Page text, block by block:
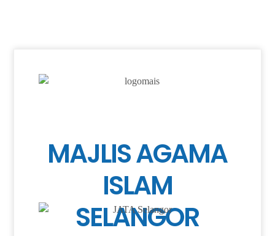
MAJLIS AGAMA
ISLAM
SELANGOR